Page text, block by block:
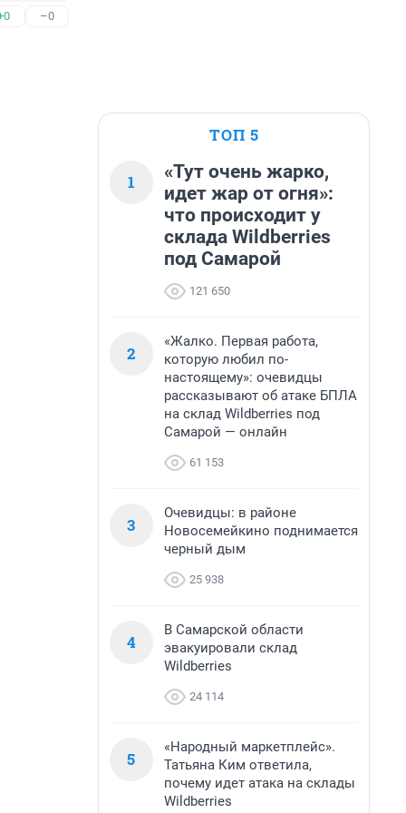
–0
ТОП 5
1
«Тут очень жарко,
идет жар от огня»:
что происходит у
склада Wildberries
под Самарой
121 650
2
«Жалко. Первая работа,
которую любил по-
настоящему»: очевидцы
рассказывают об атаке БПЛА
на склад Wildberries под
Самарой — онлайн
61 153
3
Очевидцы: в районе
Новосемейкино поднимается
черный дым
25 938
4
В Самарской области
эвакуировали склад
Wildberries
24 114
5
«Народный маркетплейс».
Татьяна Ким ответила,
почему идет атака на склады
Wildberries